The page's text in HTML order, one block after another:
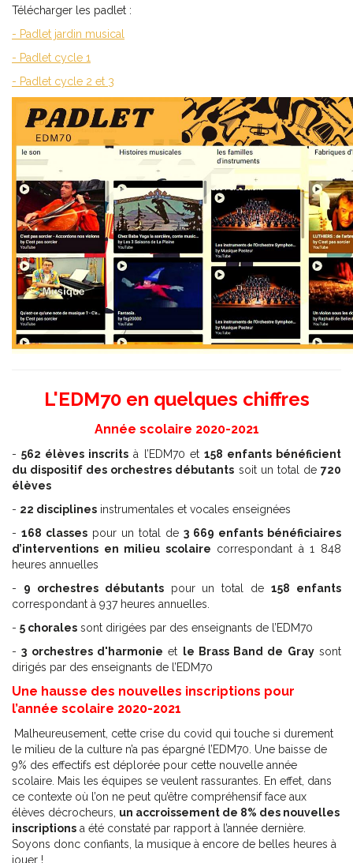
Télécharger les padlet :
- Padlet jardin musical
- Padlet cycle 1
- Padlet cycle 2 et 3
L'EDM70 en quelques chiffres
Année scolaire 2020-2021
-562 élèves inscrits à l’EDM70 et 158 enfants bénéficient
du dispositif des orchestres débutants soit un total de720
élèves
- 22 disciplines instrumentales et vocales enseignées
- 168 classes pour un total de 3 669 enfants bénéficiaires
d’interventions en milieu scolaire correspondant à 1 848
heures annuelles
- 9 orchestres débutantspour un total de158 enfants
correspondant à 937 heures annuelles.
- 5 chorales sont dirigées par des enseignants de l’EDM70
-3 orchestres d'harmonie et le Brass Band de Graysont
dirigés par des enseignants de l’EDM70
Une hausse des nouvelles inscriptions pour
l’année scolaire 2020-2021
Malheureusement, cette crise du covid qui touche si durement
le milieu de la culture n’a pas épargné l’EDM70. Une baisse de
9% des effectifs est déplorée pour cette nouvelle année
scolaire. Mais les équipes se veulent rassurantes. En effet, dans
ce contexte où l’on ne peut qu’être compréhensif face aux
élèves décrocheurs, un accroissement de 8% des nouvelles
inscriptions a été constaté par rapport à l’année dernière.
Soyons donc confiants, la musique à encore de belles heures à
jouer !